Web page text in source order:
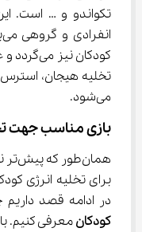
تخلیه هیجان،
می‌شود.
بازی مناسب جهت
در ادامه قصد داریم
کودکان معرفی کنیم.